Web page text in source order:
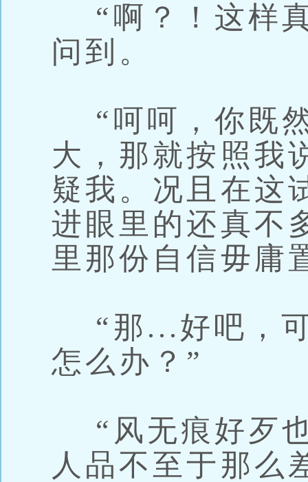
“啊？！这样
问到。
“呵呵，你既
大，那就按照我
疑我。况且在这
进眼里的还真不
里那份自信毋庸
“那...好吧，
怎么办？”
“风无痕好歹
人品不至于那么